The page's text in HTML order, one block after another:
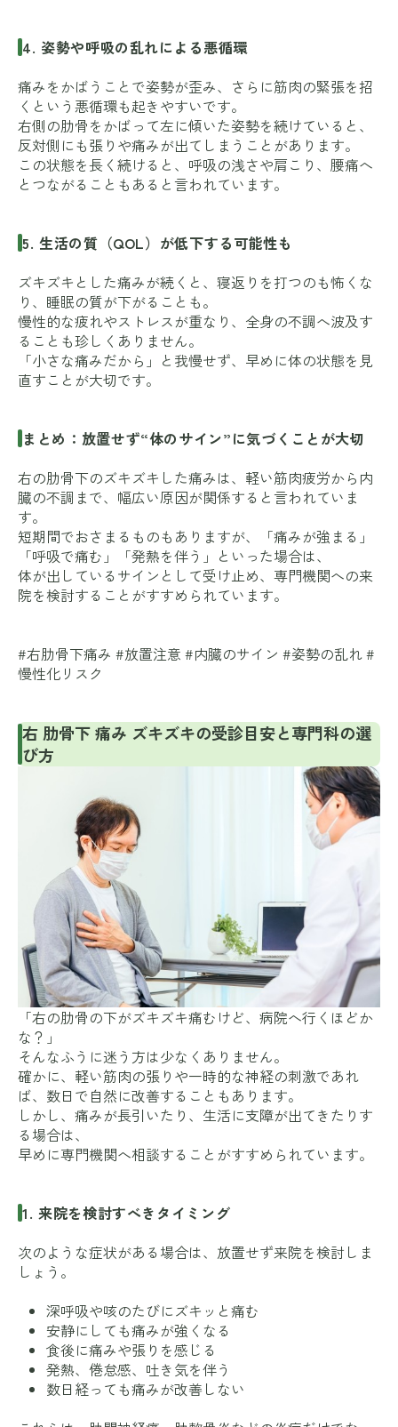
4. 姿勢や呼吸の乱れによる悪循環
痛みをかばうことで姿勢が歪み、さらに筋肉の緊張を招
くという悪循環も起きやすいです。
右側の肋骨をかばって左に傾いた姿勢を続けていると、
反対側にも張りや痛みが出てしまうことがあります。
この状態を長く続けると、呼吸の浅さや肩こり、腰痛へ
とつながることもあると言われています。
5. 生活の質（QOL）が低下する可能性も
ズキズキとした痛みが続くと、寝返りを打つのも怖くな
り、睡眠の質が下がることも。
慢性的な疲れやストレスが重なり、全身の不調へ波及す
ることも珍しくありません。
「小さな痛みだから」と我慢せず、早めに体の状態を見
直すことが大切です。
まとめ：放置せず“体のサイン”に気づくことが大切
右の肋骨下のズキズキした痛みは、軽い筋肉疲労から内
臓の不調まで、幅広い原因が関係すると言われていま
す。
短期間でおさまるものもありますが、「痛みが強まる」
「呼吸で痛む」「発熱を伴う」といった場合は、
体が出しているサインとして受け止め、専門機関への来
院を検討することがすすめられています。
#右肋骨下痛み #放置注意 #内臓のサイン #姿勢の乱れ #
慢性化リスク
右 肋骨下 痛み ズキズキの受診目安と専門科の選
び方
「右の肋骨の下がズキズキ痛むけど、病院へ行くほどか
な？」
そんなふうに迷う方は少なくありません。
確かに、軽い筋肉の張りや一時的な神経の刺激であれ
ば、数日で自然に改善することもあります。
しかし、痛みが長引いたり、生活に支障が出てきたりす
る場合は、
早めに専門機関へ相談することがすすめられています。
1. 来院を検討すべきタイミング
次のような症状がある場合は、放置せず来院を検討しま
しょう。
深呼吸や咳のたびにズキッと痛む
安静にしても痛みが強くなる
食後に痛みや張りを感じる
発熱、倦怠感、吐き気を伴う
数日経っても痛みが改善しない